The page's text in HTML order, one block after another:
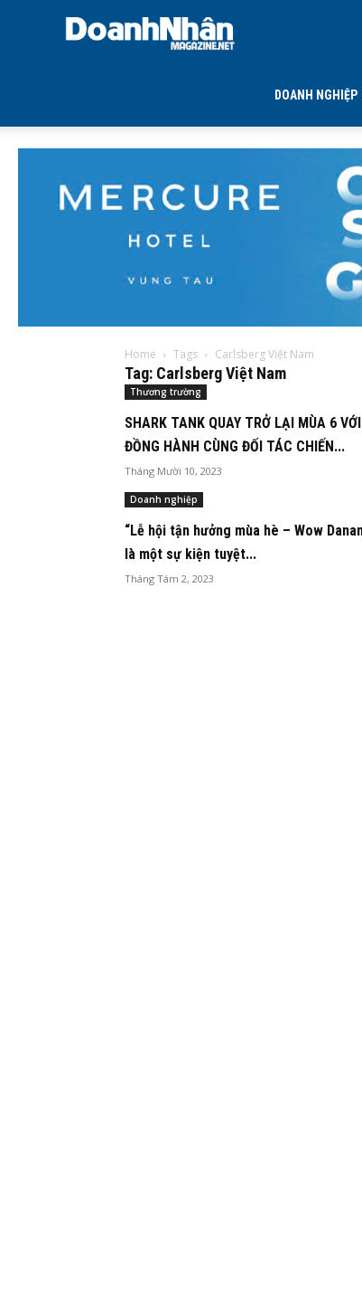
DOANH NGHIỆP
Home Tags Carlsberg Việt Nam
Tag: Carlsberg Việt Nam
Thương trường
SHARK TANK QUAY TRỞ LẠI MÙA 6
ĐỒNG HÀNH CÙNG ĐỐI TÁC CHIẾN...
Tháng Mười 10, 2023
Doanh nghiệp
“Lễ hội tận hưởng mùa hè – Wow
là một sự kiện tuyệt...
Tháng Tám 2, 2023